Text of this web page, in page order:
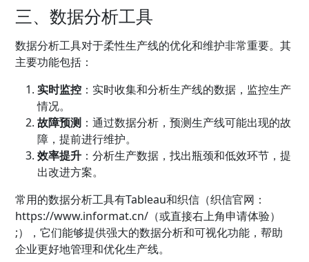
三、数据分析工具
数据分析工具对于柔性生产线的优化和维护非常重要。其
主要功能包括：
实时监控 ：实时收集和分析生产线的数据，监控生产
情况。
故障预测 ：通过数据分析，预测生产线可能出现的故
障，提前进行维护。
效率提升 ：分析生产数据，找出瓶颈和低效环节，提
出改进方案。
常用的数据分析工具有Tableau和织信 （织信官网：
https://www.informat.cn/（或直接右上角申请体验）
;），它们能够提供强大的数据分析和可视化功能，帮助
企业更好地管理和优化生产线。